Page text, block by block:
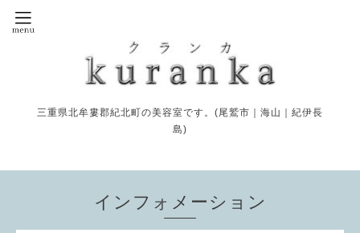
三重県北牟婁郡紀北町の美容室です。(尾鷲市｜海山｜紀伊長
島)
インフォメーション